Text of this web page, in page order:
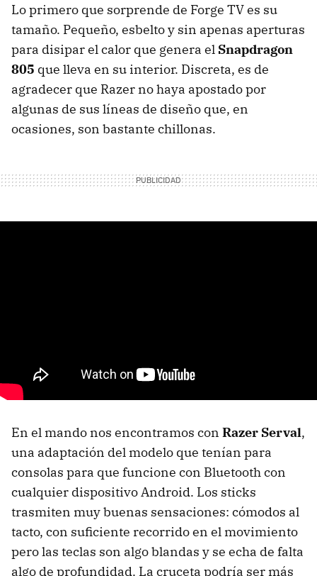
Lo primero que sorprende de Forge TV es su
tamaño. Pequeño, esbelto y sin apenas aperturas
para disipar el calor que genera el Snapdragon
805 que lleva en su interior. Discreta, es de
agradecer que Razer no haya apostado por
algunas de sus líneas de diseño que, en
ocasiones, son bastante chillonas.
En el mando nos encontramos con Razer Serval,
una adaptación del modelo que tenían para
consolas para que funcione con Bluetooth con
cualquier dispositivo Android. Los sticks
trasmiten muy buenas sensaciones: cómodos al
tacto, con suficiente recorrido en el movimiento
pero las teclas son algo blandas y se echa de falta
algo de profundidad. La cruceta podría ser más